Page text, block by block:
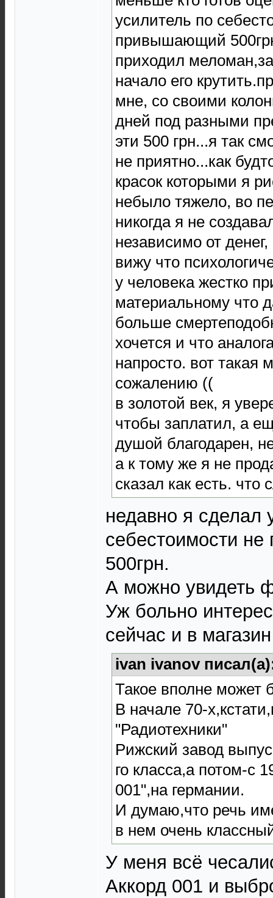
усилитель по
привышающий
приходил
начало его
мне, со своими
дней под разными
эти 500 грн...я так
не приятно...как
красок которыми я
небыло тяжело, во
никогда я не
независимо от
вижу что
у человека жестко
материальному что
больше
хочется и что
напросто. вот такая
сожалению ((
в золотой век, я
чтобы заплатил, а
душой благодарен,
а к тому же я не
сказал как есть. что
недавно я сделал
себестоимости
500грн.
А можно увидеть
Уж больно
сейчас и в
ivan ivanov
Такое вполне может
В начале 70-
"Радиотехники"
Рижский завод
го класса,а потом-с
001",на германии.
И думаю,что речь
в нем очень
У меня всё
Аккорд 001 и